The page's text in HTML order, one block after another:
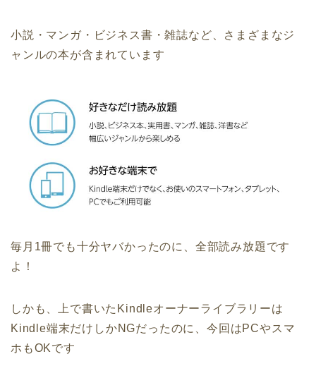
小説・マンガ・ビジネス書・雑誌など、さまざまなジ
ャンルの本が含まれています
毎月1冊でも十分ヤバかったのに、全部読み放題です
よ！
しかも、上で書いたKindleオーナーライブラリーは
Kindle端末だけしかNGだったのに、今回はPCやスマ
ホもOKです